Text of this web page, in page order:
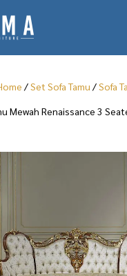
/Set Sofa Tamu /Sofa
Mewah Renaissance 3